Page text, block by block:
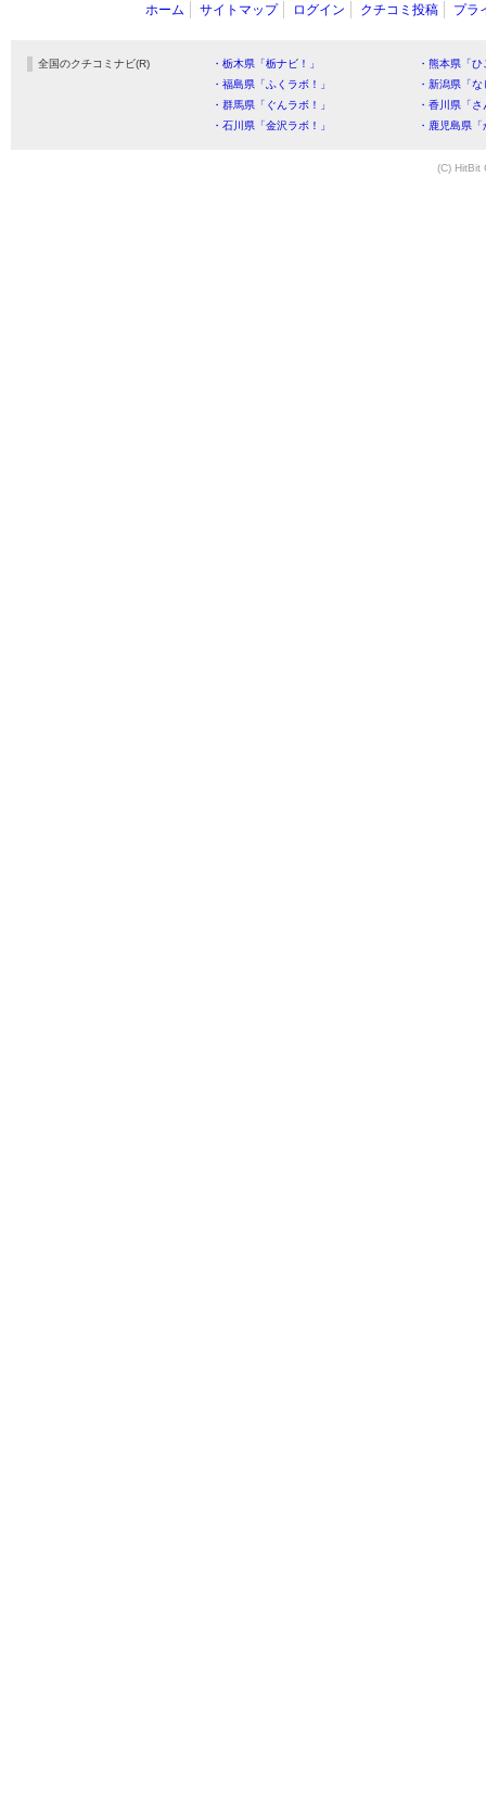
ホーム サイトマップ ログイン クチコミ投稿 プラ
全国のクチコミナビ(R) ・栃木県「栃ナビ！」
・熊本県「
・福島県「ふくラボ！」
・新潟県「
・群馬県「ぐんラボ！」
・香川県「
・石川県「金沢ラボ！」
・鹿児島県
(C) HitBit